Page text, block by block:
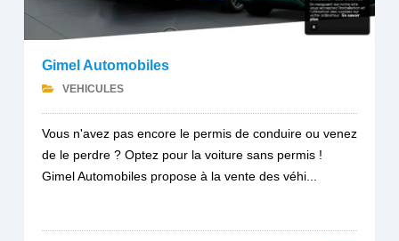
Gimel Automobiles
VEHICULES
Vous n'avez pas encore le permis de conduire ou venez
de le perdre ? Optez pour la voiture sans permis !
Gimel Automobiles propose à la vente des véhi...